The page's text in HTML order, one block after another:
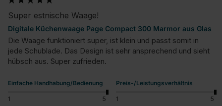
Super estnische Waage!
Digitale Küchenwaage Page Compact 300 Marmor aus Glas
Die Waage funktioniert super, ist klein und passt somit in
jede Schublade. Das Design ist sehr ansprechend und sieht
hübsch aus. Super zufrieden.
Einfache Handhabung/Bedienung
1 5
Preis-/Leistungsverhältnis
1
5